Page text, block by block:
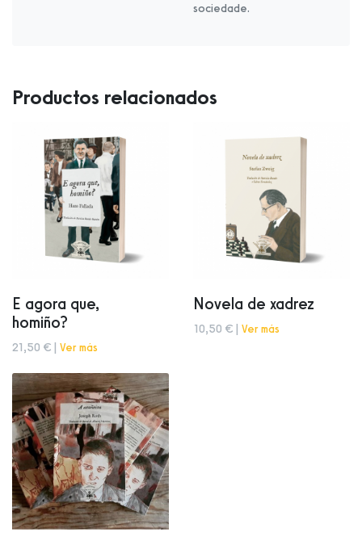
sociedade.
Productos relacionados
E agora que,
homiño?
21,50 € | Ver más
Novela de xadrez
10,50 € | Ver más